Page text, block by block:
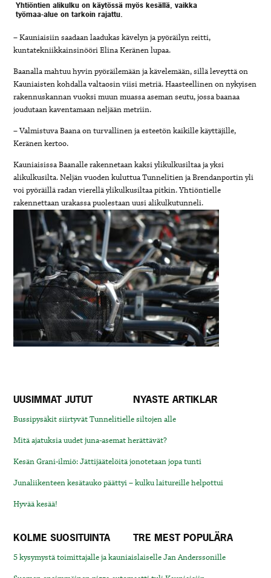
Yhtiöntien alikulku on käytössä myös kesällä, vaikka
työmaa-alue on tarkoin rajattu.
– Kauniaisiin saadaan laadukas kävelyn ja pyöräilyn reitti,
kuntatekniikkainsinööri Elina Keränen lupaa.
Baanalla mahtuu hyvin pyöräilemään ja kävelemään, sillä leveyttä on
Kauniaisten kohdalla valtaosin viisi metriä. Haasteellinen on nykyisen
rakennuskannan vuoksi muun muassa aseman seutu, jossa baanaa
joudutaan kaventamaan neljään metriin.
– Valmistuva Baana on turvallinen ja esteetön kaikille käyttäjille,
Keränen kertoo.
Kauniaisissa Baanalle rakennetaan kaksi ylikulkusiltaa ja yksi
alikulkusilta. Neljän vuoden kuluttua Tunnelitien ja Brendanportin yli
voi pyöräillä radan vierellä ylikulkusiltaa pitkin. Yhtiöntielle
rakennettaan urakassa puolestaan uusi alikulkutunneli.
UUSIMMAT JUTUT NYASTE ARTIKLAR
Bussipysäkit siirtyvät Tunnelitielle siltojen alle
Mitä ajatuksia uudet juna-asemat herättävät?
Kesän Grani-ilmiö: Jättijäätelöitä jonotetaan jopa tunti
Junaliikenteen kesätauko päättyi – kulku laitureille helpottui
Hyvää kesää!
KOLME SUOSITUINTA TRE MEST POPULÄRA
5 kysymystä toimittajalle ja kauniaislaiselle Jan Anderssonille